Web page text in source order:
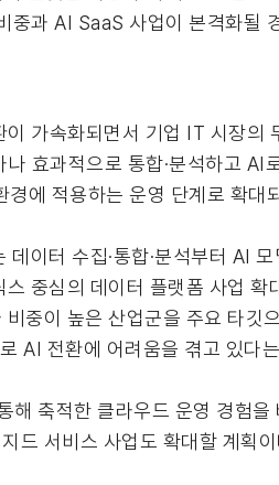
중과 AI SaaS 사업이 본격화될
가속화되면서 기업 IT 시장의
효과적으로 통합·분석하고
에 적용하는 운영 단계로 확대
데이터 수집·통합·분석부터
중심의 데이터 플랫폼 사업
중이 높은 산업군을 주요 타깃
AI 전환에 어려움을 겪고 있다
해 축적한 클라우드 운영 경험
드 서비스 사업도 확대할 계획